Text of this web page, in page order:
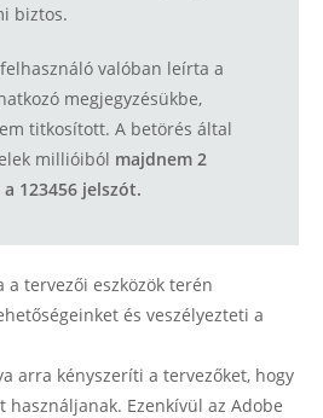
biztos.
valóban leírta a
megjegyzésükbe,
titkosított. A betörés által
millióiból majdnem 2
123456 jelszót.
tervezői eszközök terén
és veszélyezteti a
arra kényszeríti a tervezőket, hogy
használjanak. Ezenkívül az Adobe